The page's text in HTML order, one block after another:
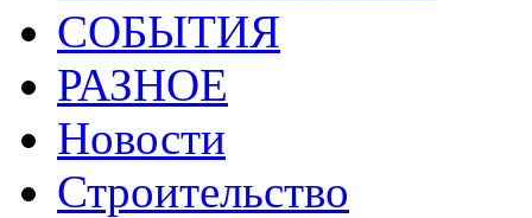
СОБЫТИЯ
РАЗНОЕ
Новости
Строительство